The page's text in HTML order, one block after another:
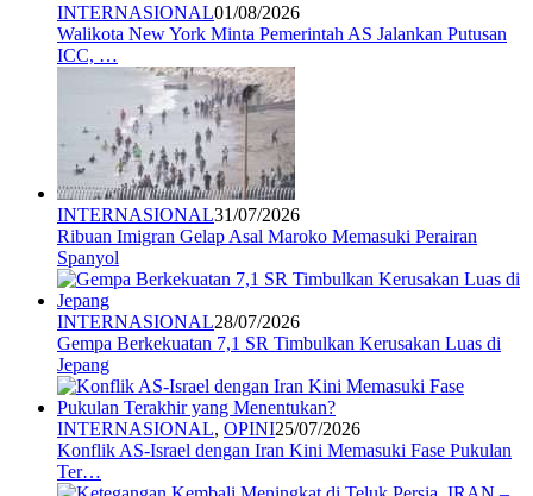
INTERNASIONAL01/08/2026
Walikota New York Minta Pemerintah AS Jalankan Putusan
ICC, …
INTERNASIONAL31/07/2026
Ribuan Imigran Gelap Asal Maroko Memasuki Perairan
Spanyol
INTERNASIONAL28/07/2026
Gempa Berkekuatan 7,1 SR Timbulkan Kerusakan Luas di
Jepang
INTERNASIONAL, OPINI25/07/2026
Konflik AS-Israel dengan Iran Kini Memasuki Fase Pukulan
Ter…